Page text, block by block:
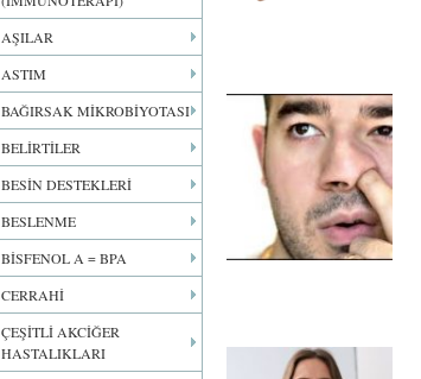
AŞILAR
ASTIM
BAĞIRSAK MİKROBİYOTASI
BELİRTİLER
BESİN DESTEKLERİ
BESLENME
BİSFENOL A = BPA
CERRAHİ
ÇEŞİTLİ AKCİĞER
HASTALIKLARI